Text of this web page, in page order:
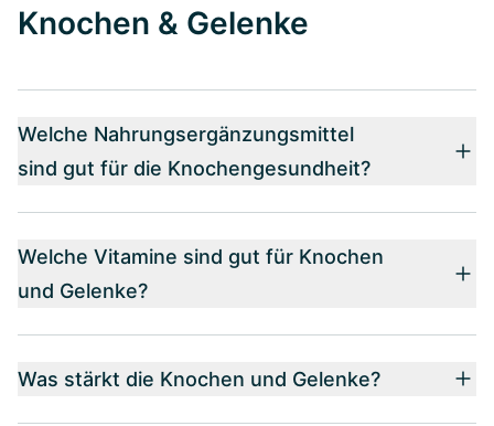
Knochen & Gelenke
Welche Nahrungsergänzungsmittel
sind gut für die Knochengesundheit?
Welche Vitamine sind gut für Knochen
und Gelenke?
Was stärkt die Knochen und Gelenke?